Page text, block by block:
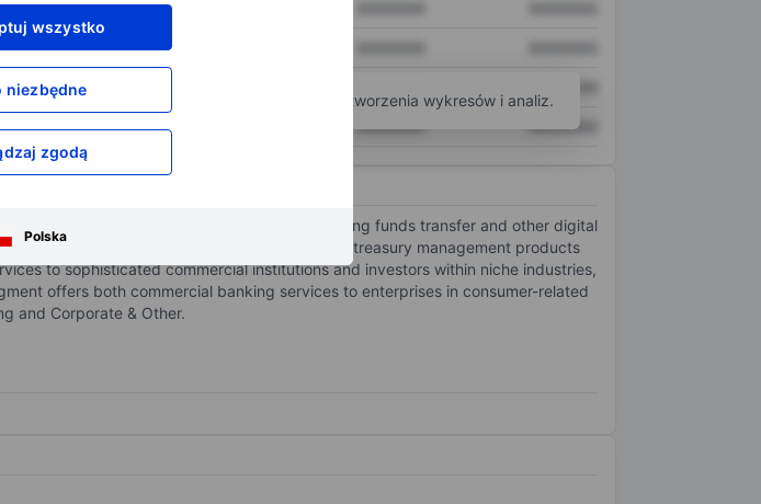
wszystko
niezbędne
zgodą
Polska
XXXXXXX
XXXXXXX
XXXXXXX
XXXXXXX XXXXXXX XXXXXXX
uzyskać dostęp do większej ilości narzędzi do tworzenia wykresów i analiz.
and treasury management capabilities, including funds transfer and other digital
includes provides commercial banking and treasury management products
to sophisticated commercial institutions and investors within niche industries,
offers both commercial banking services to enterprises in consumer-related
and Corporate & Other.